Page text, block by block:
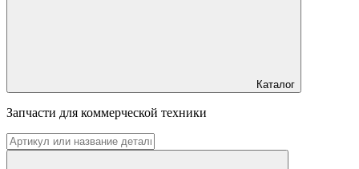
Каталог
Запчасти для коммерческой техники